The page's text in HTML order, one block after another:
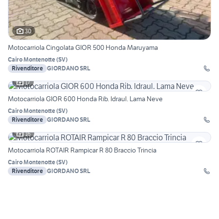
30
Motocarriola Cingolata GIOR 500 Honda Maruyama
Cairo Montenotte(SV)
Rivenditore GIORDANO SRL
17
Motocarriola GIOR 600 Honda Rib. Idraul. Lama Neve
Cairo Montenotte(SV)
Rivenditore GIORDANO SRL
16
Motocarriola ROTAIR Rampicar R 80 Braccio Trincia
Cairo Montenotte(SV)
Rivenditore GIORDANO SRL